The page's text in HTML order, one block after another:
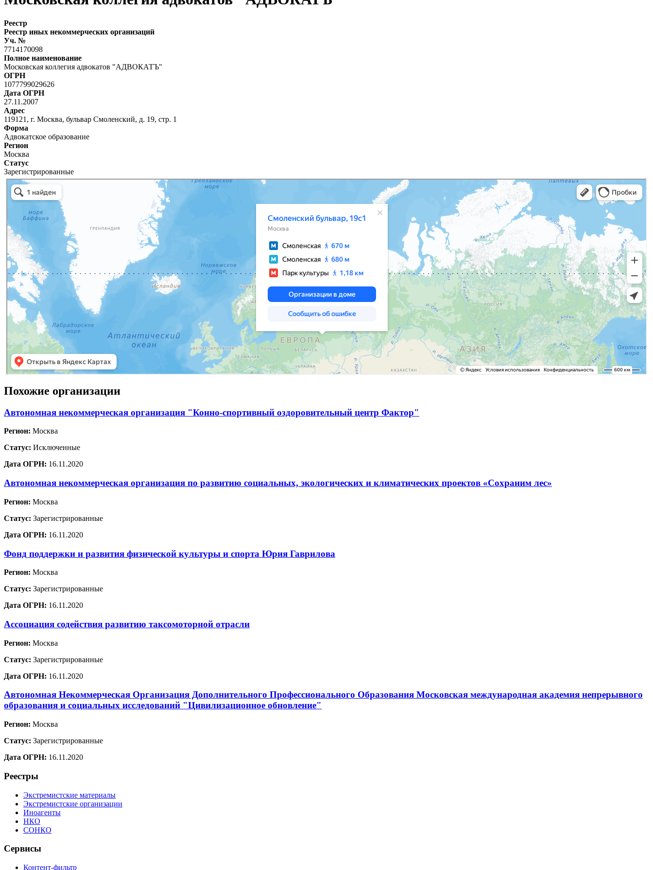
Реестр
Реестр иных некоммерческих организаций
Уч. №
7714170098
Полное наименование
Московская коллегия адвокатов "АДВОКАТЪ"
ОГРН
1077799029626
Дата ОГРН
27.11.2007
Адрес
119121, г. Москва, бульвар Смоленский, д. 19, стр. 1
Форма
Адвокатское образование
Регион
Москва
Статус
Зарегистрированные
Похожие организации
Автономная некоммерческая организация "Конно-спортивный оздоровительный центр Фактор"
Регион: Москва
Статус: Исключенные
Дата ОГРН: 16.11.2020
Автономная некоммерческая организация по развитию социальных, экологических и климатических проектов «Сохраним лес»
Регион: Москва
Статус: Зарегистрированные
Дата ОГРН: 16.11.2020
Фонд поддержки и развития физической культуры и спорта Юрия Гаврилова
Регион: Москва
Статус: Зарегистрированные
Дата ОГРН: 16.11.2020
Ассоциация содействия развитию таксомоторной отрасли
Регион: Москва
Статус: Зарегистрированные
Дата ОГРН: 16.11.2020
Автономная Некоммерческая Организация Дополнительного Профессионального Образования Московская международная академия непрерывного
образования и социальных исследований "Цивилизационное обновление"
Регион: Москва
Статус: Зарегистрированные
Дата ОГРН: 16.11.2020
Реестры
Экстремистские материалы
Экстремистские организации
Иноагенты
НКО
СОНКО
Сервисы
Контент-фильтр